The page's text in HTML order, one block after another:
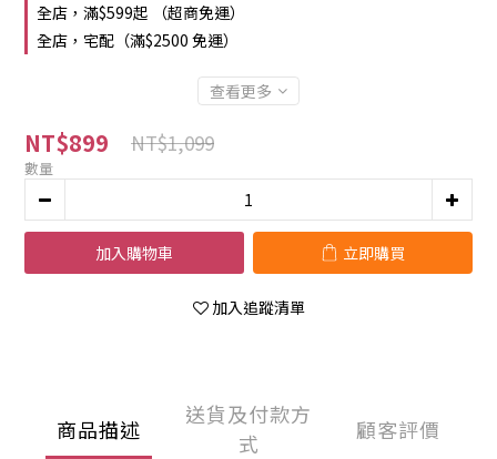
全店，滿$599起 （超商免運）
全店，宅配（滿$2500 免運）
查看更多
NT$899 NT$1,099
數量
加入購物車 立即購買
加入追蹤清單
商品描述
送貨及付款方
式
顧客評價